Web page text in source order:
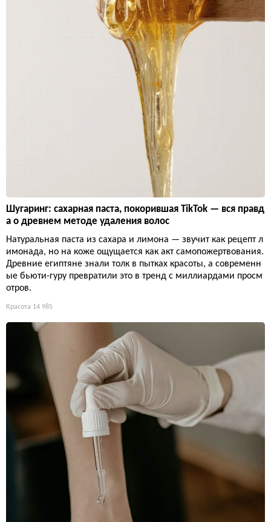
Шугаринг: сахарная паста, покорившая TikTok — вся правд
а о древнем методе удаления волос
Натуральная паста из сахара и лимона — звучит как рецепт л
имонада, но на коже ощущается как акт самопожертвования.
Древние египтяне знали толк в пытках красоты, а современн
ые бьюти-гуру превратили это в тренд с миллиардами просм
отров.
Красота 14 985